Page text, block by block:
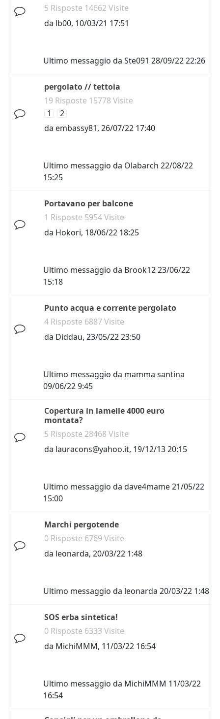
5 Risposte 14662 Visite
da lb00, 10/03/21 17:51
Ultimo messaggio da Ste091 28/09/22 22:26
pergolato // tettoia
19 Risposte 15778 Visite
1
2
da embassy81, 26/07/22 17:40
Ultimo messaggio da Olabarch 22/08/22
15:25
Portavano per balcone
1 Risposte 5954 Visite
da Hokori, 18/06/22 18:25
Ultimo messaggio da Brook1223/06/22
15:18
Punto acqua e corrente pergolato
4 Risposte 6887 Visite
da Diddau, 23/05/22 23:50
Ultimo messaggio da mamma santina
09/06/22 9:45
Copertura in lamelle 4000 euro
montata?
5 Risposte 28468 Visite
da lauracons@yahoo.it, 19/12/13 20:15
Ultimo messaggio da dave4mame21/05/22
15:00
Marchi pergotende
0 Risposte 6769 Visite
da leonarda, 20/03/22 1:48
Ultimo messaggio da leonarda 20/03/22 1:48
SOS erba sintetica!
0 Risposte 6333 Visite
da MichiMMM, 11/03/22 16:54
Ultimo messaggio da MichiMMM 11/03/22
16:54